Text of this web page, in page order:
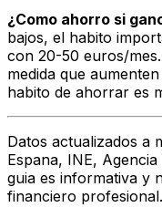
¿Como ahorro si
bajos, el habito
con 20-50 euros/
medida que
habito de ahorrar es
Datos actualizados a
Espana, INE,
guia es informativa y
financiero profesional.